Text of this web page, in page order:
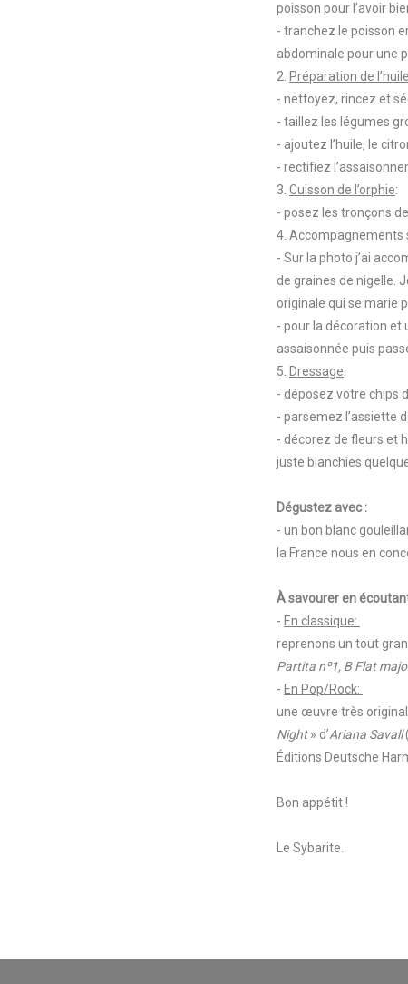
poisson pour l’avoir
- tranchez le poisson
abdominale pour une
2. Préparation de
- nettoyez, rincez et
- taillez les légumes
- ajoutez l’huile, le
- rectifiez
3. Cuisson de l’orphie:
- posez les tronçons
4. Accompagnements
- Sur la photo j’ai
de graines de nigelle.
originale qui se marie
- pour la décoration et
assaisonnée puis
5. Dressage:
- déposez votre chips
- parsemez l’assiette
- décorez de fleurs et
juste blanchies
Dégustez avec :
- un bon blanc
la France nous en
À savourer en
- En classique:
reprenons un tout
Partita nº1, B Flat
- En Pop/Rock:
une œuvre très
Night» d’Ariana Savall
Éditions Deutsche
Bon appétit !
Le Sybarite.